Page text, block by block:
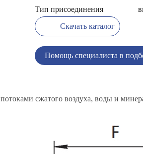
Тип присоединения
Скачать каталог
Помощь специалиста в
сжатого воздуха, воды и